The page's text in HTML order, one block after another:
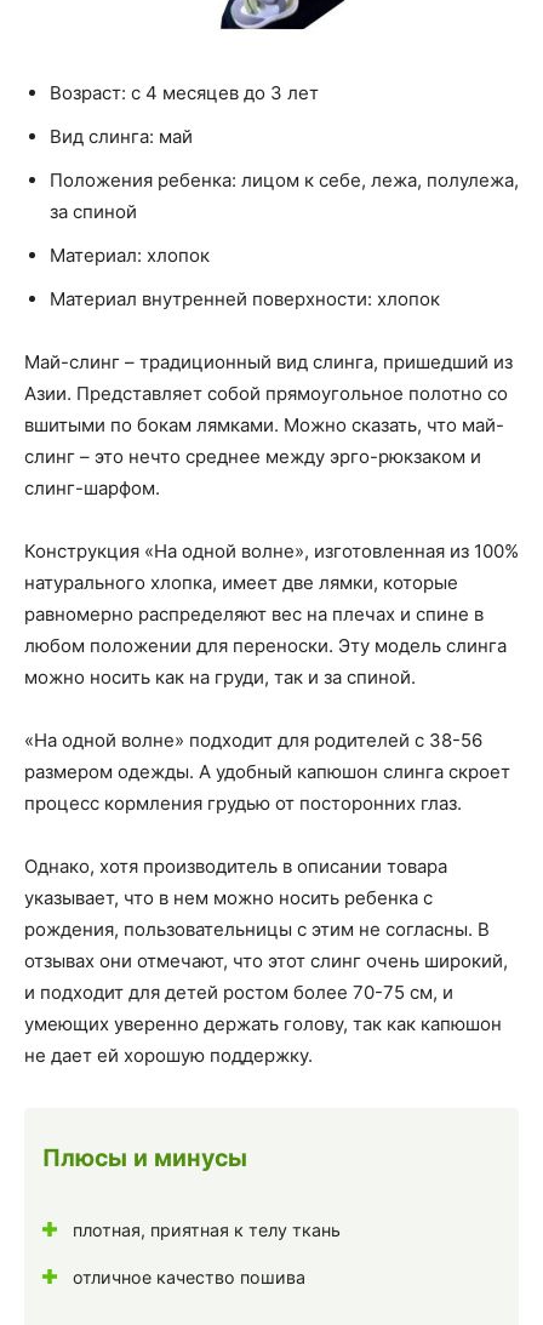
Возраст: с 4 месяцев до 3 лет
Вид слинга: май
Положения ребенка: лицом к себе, лежа, полулежа,
за спиной
Материал: хлопок
Материал внутренней поверхности: хлопок
Май-слинг – традиционный вид слинга, пришедший из
Азии. Представляет собой прямоугольное полотно со
вшитыми по бокам лямками. Можно сказать, что май-
слинг – это нечто среднее между эрго-рюкзаком и
слинг-шарфом.
Конструкция «На одной волне», изготовленная из 100%
натурального хлопка, имеет две лямки, которые
равномерно распределяют вес на плечах и спине в
любом положении для переноски. Эту модель слинга
можно носить как на груди, так и за спиной.
«На одной волне» подходит для родителей с 38-56
размером одежды. А удобный капюшон слинга скроет
процесс кормления грудью от посторонних глаз.
Однако, хотя производитель в описании товара
указывает, что в нем можно носить ребенка с
рождения, пользовательницы с этим не согласны. В
отзывах они отмечают, что этот слинг очень широкий,
и подходит для детей ростом более 70-75 см, и
умеющих уверенно держать голову, так как капюшон
не дает ей хорошую поддержку.
Плюсы и минусы
плотная, приятная к телу ткань
отличное качество пошива